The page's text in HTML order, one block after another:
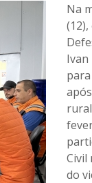
Na
Ivan
Civil
do